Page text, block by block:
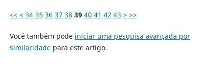
<< < 34 35 36 37 38 39 40 41 42 43 > >>
Você também pode iniciar uma pesquisa avançada por
similaridadepara este artigo.